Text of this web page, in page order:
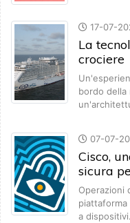
17-07-
La
crociere
bordo della
07-07-
Cisco,
sicura
Operazioni
a